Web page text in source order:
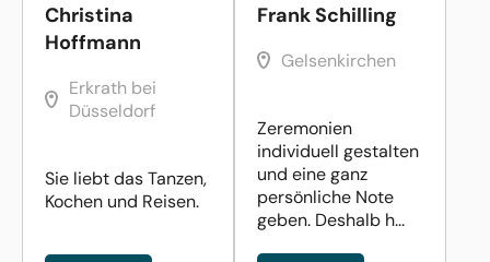
Christina
Hoffmann
Erkrath bei
Düsseldorf
Sie liebt das Tanzen,
Kochen und Reisen.
Frank Schilling
Gelsenkirchen
Zeremonien
individuell gestalten
und eine ganz
persönliche Note
geben. Deshalb h...